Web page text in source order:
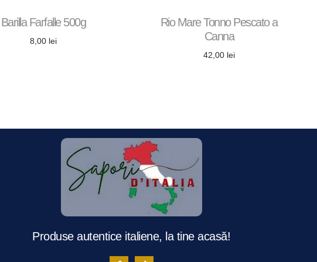
Barilla Farfalle 500g
8,00 lei
Rio Mare Tonno Pescato a
Canna
42,00 lei
Produse autentice italiene, la tine acasă!